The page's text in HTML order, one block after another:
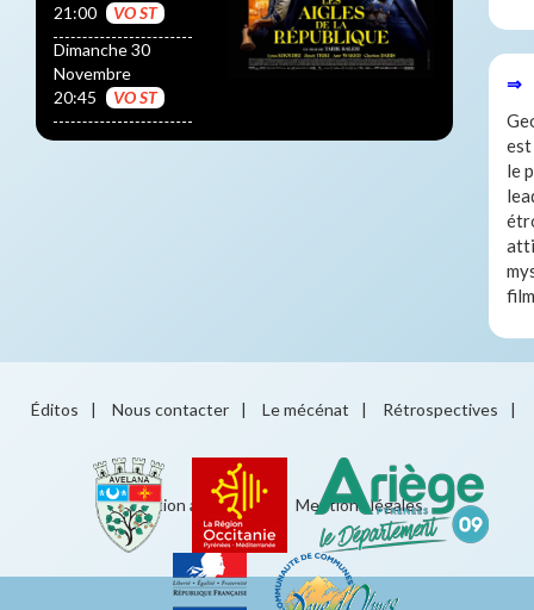
21:00
VO ST
Dimanche 30
Novembre
20:45
VO ST
⇒
est
le
Éditos | Nous contacter | Le mécénat | Rétrospectives |
Éducation artistique Mentions légales